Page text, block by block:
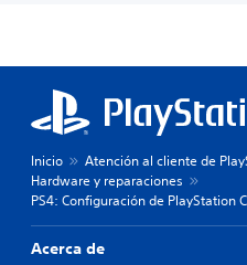
Inicio
Atención al cliente de
Hardware y reparaciones
PS4: Configuración de PlayStation
Acerca de